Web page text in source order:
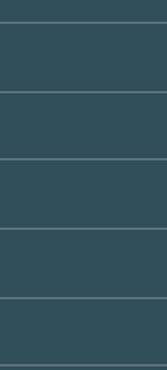
て
なお子様
ップ